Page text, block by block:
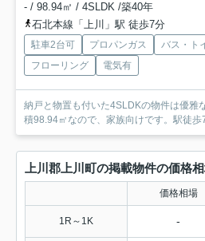
- / 98.94㎡ / 4SLDK /築40年
石北本線「上川」駅 徒歩7分
駐車2台可 プロパンガス バス・ト
フローリング
電気有
納戸と物置も付いた4SLDKの物件は優雅
積98.94㎡なので、家族向けです。駅徒歩
上川郡上川町の掲載物件の価格
価格相場
1R～1K -